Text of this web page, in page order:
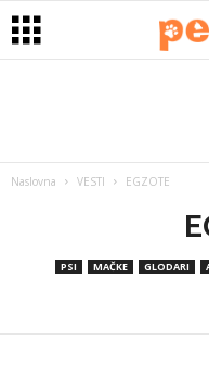
Naslovna VESTI EGZOTE
PSI MAČKE GLODARI